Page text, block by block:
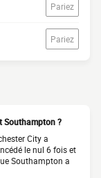
Pariez
Pariez
Southampton ?
City a
le nul 6 fois et
Southampton a